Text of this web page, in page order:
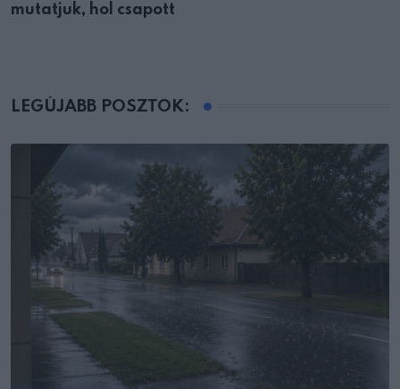
mutatjuk, hol csapott
LEGÚJABB POSZTOK: